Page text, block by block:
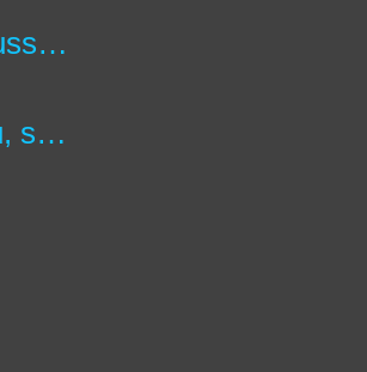
Château de Caussade à Trélissac en forêt de Lanmary.
Le Lido de Thau, site des salins et plus grande lagune d'Occitanie.